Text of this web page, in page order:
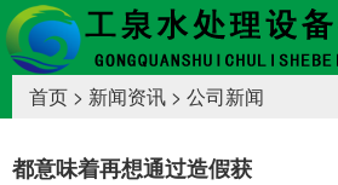
首页 > 新闻资讯 > 公司新闻
都意味着再想通过造假获